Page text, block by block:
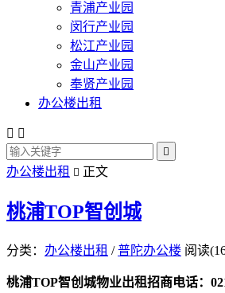
青浦产业园
闵行产业园
松江产业园
金山产业园
奉贤产业园
办公楼出租
 

办公楼出租  正文
桃浦TOP智创城
分类： 办公楼出租 /普陀办公楼 阅读
桃浦TOP智创城物业出租招商电话：